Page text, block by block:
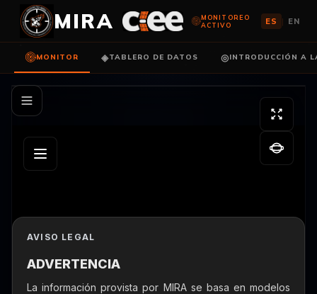
MIRA
MONITOREO
ACTIVO
ES | EN
MONITOR ◈TABLERO DE DATOS ◎INTRODUCCIÓN A